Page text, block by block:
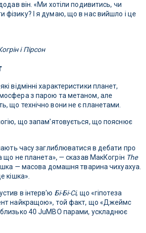
він. «Ми хотіли подивитись, чи
І я думаю, що в нас вийшло і це
і Пірсон
відмінні характеристики планет,
з парою та метаном, але
що технічно вони не є планетами.
що запам'ятовується, що пояснює
часу заглиблюватися в дебати про
що не планета», — сказав МакКогрін The
— масова домашня тварина чихуахуа.
кішка».
в інтерв'ю Бі-Бі-Сі, що «гіпотеза
найкращою», той факт, що «Джеймс
40 JuMBO парами, ускладнює